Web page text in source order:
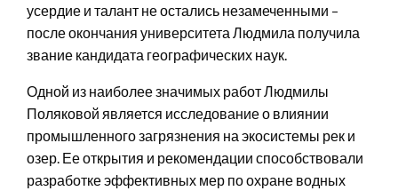
усердие и талант не остались незамеченными –
после окончания университета Людмила получила
звание кандидата географических наук.
Одной из наиболее значимых работ Людмилы
Поляковой является исследование о влиянии
промышленного загрязнения на экосистемы рек и
озер. Ее открытия и рекомендации способствовали
разработке эффективных мер по охране водных